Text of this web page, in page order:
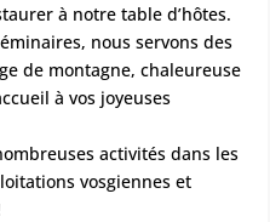
à notre table d’hôtes.
nous servons des
de montagne, chaleureuse
à vos joyeuses
activités dans les
vosgiennes et